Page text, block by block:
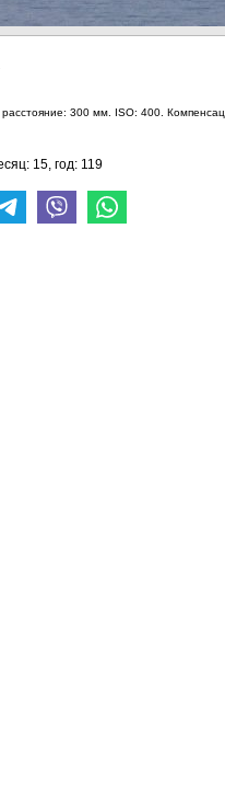
300 мм. ISO: 400.
15, год: 119